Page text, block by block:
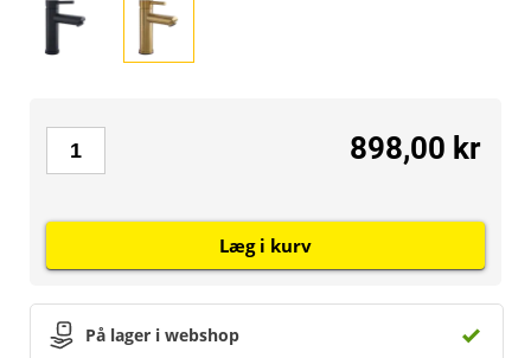
På lager i webshop
898,00 kr
Læg i kurv